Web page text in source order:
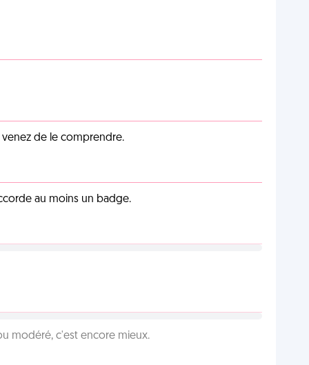
de le comprendre.
au moins un badge.
modéré, c'est encore mieux.